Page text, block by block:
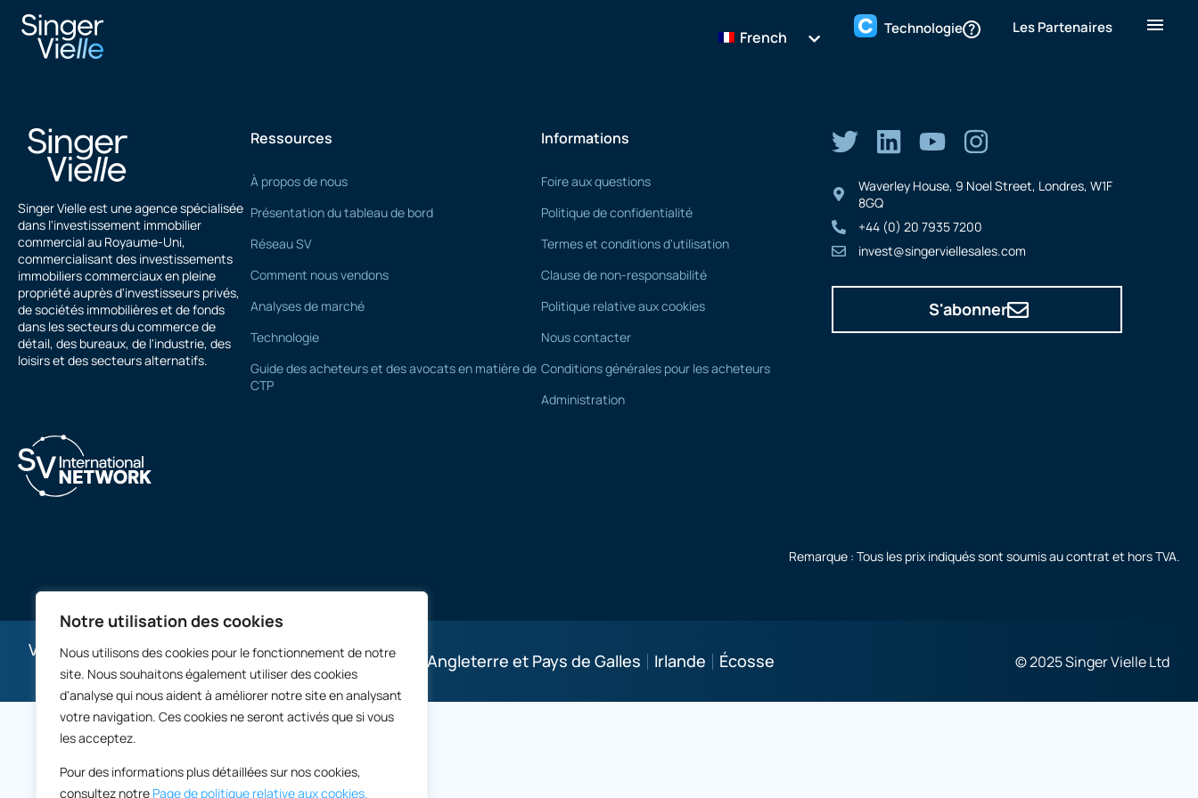
Notre utilisation des cookies
Nous utilisons des cookies pour le fonctionnement de notre
site. Nous souhaitons également utiliser des cookies
d'analyse qui nous aident à améliorer notre site en analysant
votre navigation. Ces cookies ne seront activés que si vous
les acceptez.
Pour des informations plus détaillées sur nos cookies,
consultez notre Page de politique relative aux cookies.
French Technologie Les Partenaires
Hasan Elhasani
Singer Vielle est une agence spécialisée
dans l'investissement immobilier
commercial au Royaume-Uni,
commercialisant des investissements
immobiliers commerciaux en pleine
propriété auprès d'investisseurs privés,
de sociétés immobilières et de fonds
dans les secteurs du commerce de
détail, des bureaux, de l'industrie, des
loisirs et des secteurs alternatifs.
Ressources
À propos de nous
Présentation du tableau de bord
Réseau SV
Comment nous vendons
Analyses de marché
Technologie
Guide des acheteurs et des avocats en matière de
CTP
Informations
Foire aux questions
Politique de confidentialité
Termes et conditions d'utilisation
Clause de non-responsabilité
Politique relative aux cookies
Nous contacter
Conditions générales pour les acheteurs
Administration
Waverley House, 9 Noel Street, Londres, W1F
8GQ
+44 (0) 20 7935 7200
invest@singerviellesales.com
S'abonner
Remarque : Tous les prix indiqués sont soumis au contrat et hors TVA.
Ventes de propriétés commerciales internationales :
Angleterre et Pays de Galles Irlande Écosse © 2025 Singer Vielle Ltd